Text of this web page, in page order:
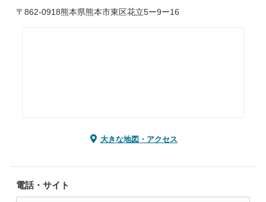
〒862-0918熊本県熊本市東区花立5ー9ー16
大きな地図・アクセス
電話・サイト